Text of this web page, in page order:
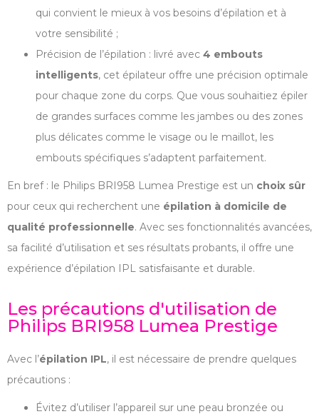
qui convient le mieux à vos besoins d’épilation et à
votre sensibilité ;
Précision de l’épilation : livré avec 4 embouts
intelligents, cet épilateur offre une précision optimale
pour chaque zone du corps. Que vous souhaitiez épiler
de grandes surfaces comme les jambes ou des zones
plus délicates comme le visage ou le maillot, les
embouts spécifiques s’adaptent parfaitement.
En bref : le Philips BRI958 Lumea Prestige est un choix sûr
pour ceux qui recherchent une épilation à domicile de
qualité professionnelle. Avec ses fonctionnalités avancées,
sa facilité d’utilisation et ses résultats probants, il offre une
expérience d’épilation IPL satisfaisante et durable.
Les précautions d'utilisation de
Philips BRI958 Lumea Prestige
Avec l’épilation IPL, il est nécessaire de prendre quelques
précautions :
Évitez d’utiliser l’appareil sur une peau bronzée ou